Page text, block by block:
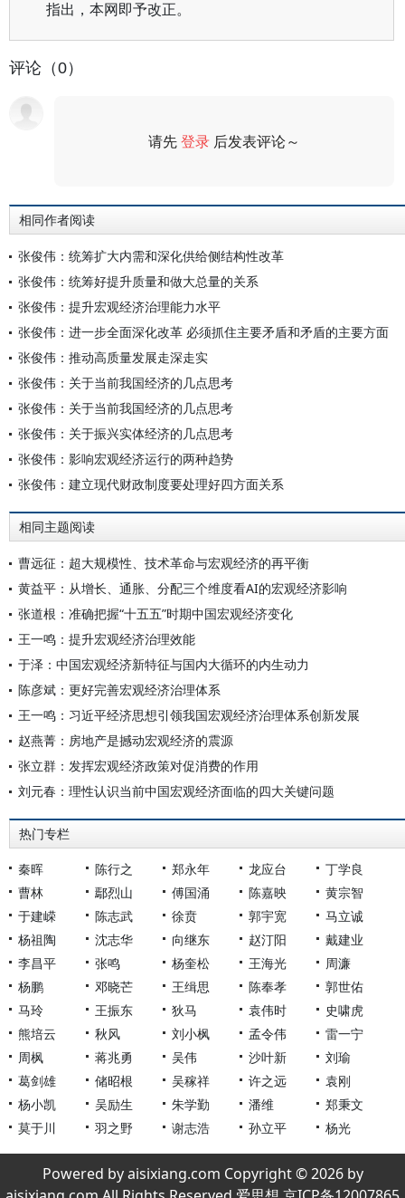
指出，本网即予改正。
评论（0）
请先登录 后发表评论～
相同作者阅读
张俊伟：统筹扩大内需和深化供给侧结构性改革
张俊伟：统筹好提升质量和做大总量的关系
张俊伟：提升宏观经济治理能力水平
张俊伟：进一步全面深化改革 必须抓住主要矛盾和矛盾的主要方面
张俊伟：推动高质量发展走深走实
张俊伟：关于当前我国经济的几点思考
张俊伟：关于当前我国经济的几点思考
张俊伟：关于振兴实体经济的几点思考
张俊伟：影响宏观经济运行的两种趋势
张俊伟：建立现代财政制度要处理好四方面关系
相同主题阅读
曹远征：超大规模性、技术革命与宏观经济的再平衡
黄益平：从增长、通胀、分配三个维度看AI的宏观经济影响
张道根：准确把握“十五五”时期中国宏观经济变化
王一鸣：提升宏观经济治理效能
于泽：中国宏观经济新特征与国内大循环的内生动力
陈彦斌：更好完善宏观经济治理体系
王一鸣：习近平经济思想引领我国宏观经济治理体系创新发展
赵燕菁：房地产是撼动宏观经济的震源
张立群：发挥宏观经济政策对促消费的作用
刘元春：理性认识当前中国宏观经济面临的四大关键问题
热门专栏
秦晖 陈行之 郑永年 龙应台
丁学良
曹林
鄢烈山 傅国涌 陈嘉映
黄宗智
于建嵘
陈志武 徐贲 郭宇宽
马立诚
杨祖陶
沈志华 向继东 赵汀阳
戴建业
李昌平
张鸣 杨奎松 王海光
周濂
杨鹏
邓晓芒 王缉思 陈奉孝
郭世佑
马玲
王振东 狄马 袁伟时
史啸虎
熊培云
秋风 刘小枫 孟令伟
雷一宁
周枫
蒋兆勇 吴伟 沙叶新
刘瑜
葛剑雄
储昭根 吴稼祥 许之远
袁刚
杨小凯
吴励生 朱学勤 潘维
郑秉文
莫于川
羽之野 谢志浩 孙立平 杨光
Powered by aisixiang.com Copyright © 2026 by